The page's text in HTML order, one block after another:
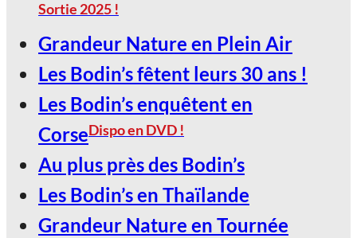
LE SCARABÉE / ROANNE
2027, Votez Les Bodin’s Grandeur
Nature !
30
Jan
LE SCARABÉE / ROANNE
Sortie 2025 !
Grandeur Nature en Plein Air
Les Bodin’s fêtent leurs 30 ans !
Les Bodin’s enquêtent en
CorseDispo en DVD !
Au plus près des Bodin’s
Les Bodin’s en Thaïlande
Grandeur Nature en Tournée